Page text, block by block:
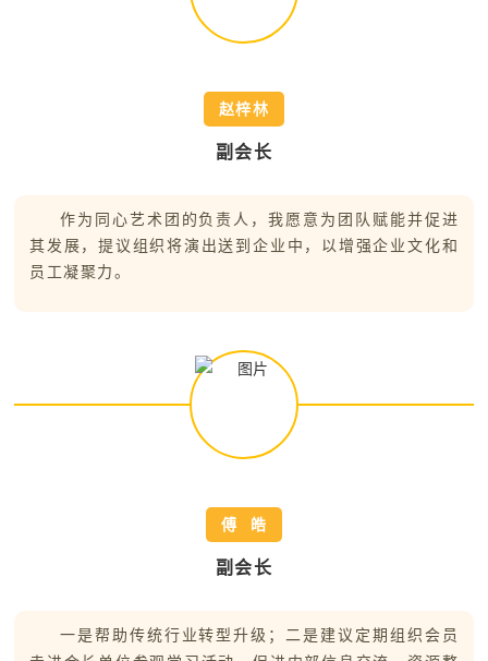
赵梓林
副会长
作为同心艺术团的负责人，我愿意为团队赋能并促进
其发展，提议组织将演出送到企业中，以增强企业文化和
员工凝聚力。
傅 皓
副会长
一是帮助传统行业转型升级；二是建议定期组织会员